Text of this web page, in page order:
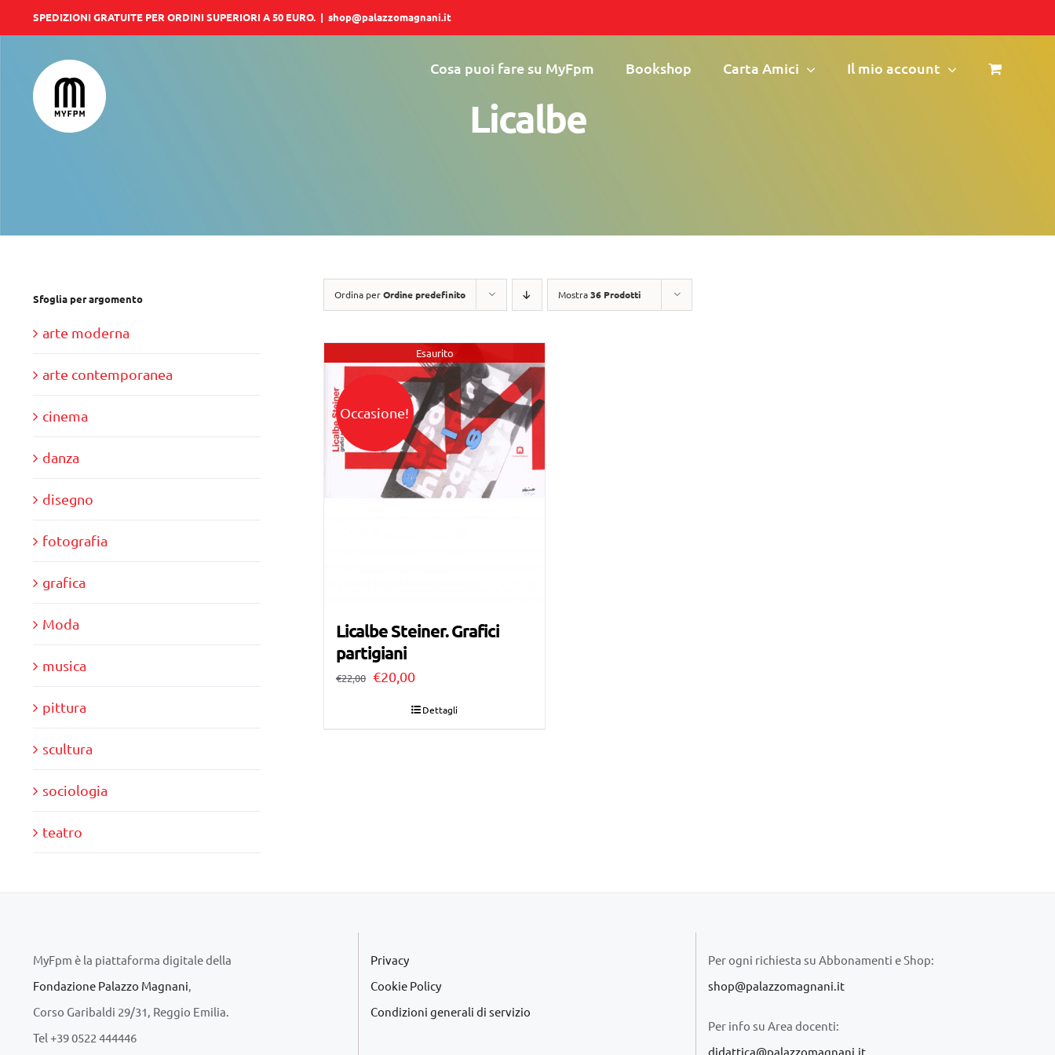
al
contenuto
SPEDIZIONI GRATUITE PER ORDINI SUPERIORI A 50 EURO. | shop@palazzomagnani.it
Cosa puoi fare su MyFpm Bookshop Carta Amici Il mio account
Licalbe
Ordina perOrdine predefinito Mostra36 Prodotti
Esaurito
Occasione!
Licalbe Steiner. Grafici
partigiani
€22,00 Il
€20,00Il
Dettagli
Sfoglia per argomento
arte moderna
arte contemporanea
cinema
danza
disegno
fotografia
grafica
Moda
musica
pittura
scultura
sociologia
teatro
MyFpm è la piattaforma digitale della
Fondazione Palazzo Magnani
Corso Garibaldi 29/31, Reggio Emilia.
Tel +39 0522 444446
Privacy
Cookie Policy
Condizioni generali di servizio
Per ogni richiesta su Abbonamenti e Shop:
shop@palazzomagnani.it
Per info su Area docenti:
didattica@palazzomagnani.it